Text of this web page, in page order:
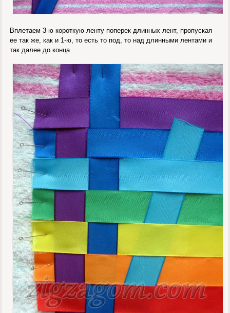
Вплетаем 3-ю короткую ленту поперек длинных лент, пропуская
ее так же, как и 1-ю, то есть то под, то над длинными лентами и
так далее до конца.